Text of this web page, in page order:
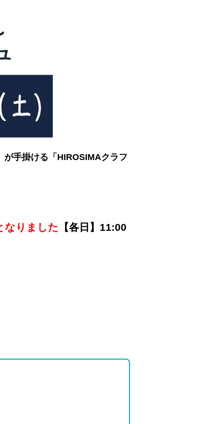
手掛ける「HIROSIMAクラフ
なりました
【各日】11:00